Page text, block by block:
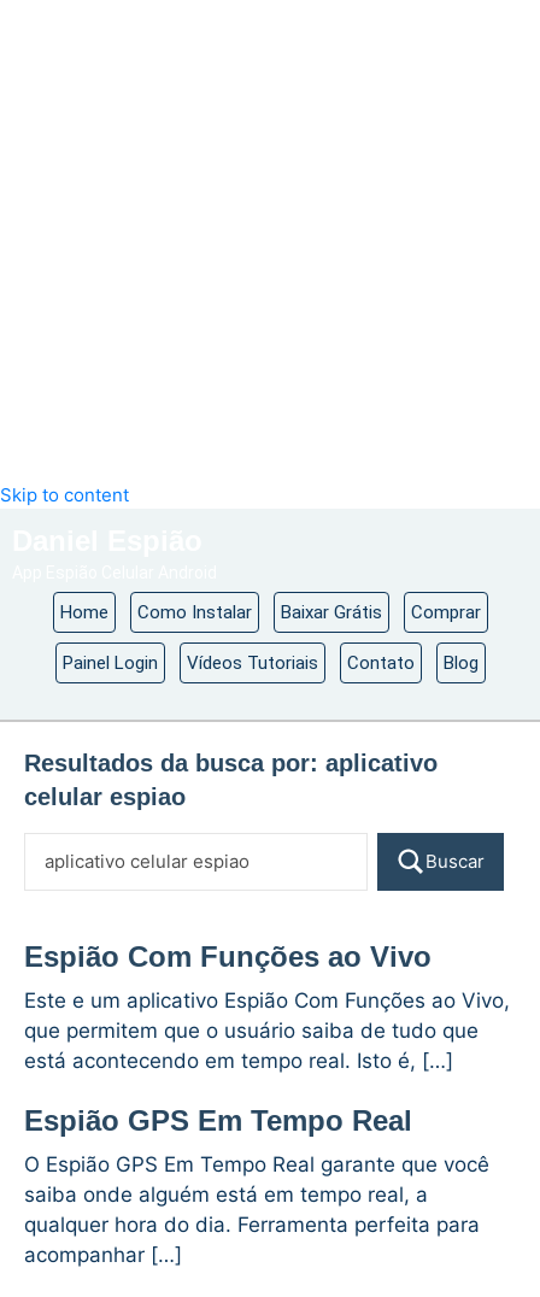
Skip to content
Home Como Instalar Baixar Grátis Comprar
Painel Login Vídeos Tutoriais Contato Blog
Resultados da busca por: aplicativo
celular espiao
Buscar
Espião Com Funções ao Vivo
Este e um aplicativo Espião Com Funções ao Vivo,
que permitem que o usuário saiba de tudo que
está acontecendo em tempo real. Isto é, […]
Espião GPS Em Tempo Real
O Espião GPS Em Tempo Real garante que você
saiba onde alguém está em tempo real, a
qualquer hora do dia. Ferramenta perfeita para
acompanhar […]